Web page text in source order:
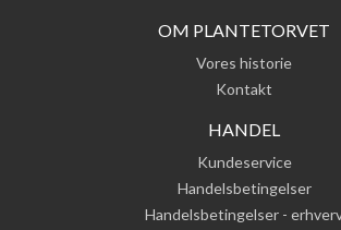
OM PLANTETORVET
Vores historie
Kontakt
HANDEL
Kundeservice
Handelsbetingelser
Handelsbetingelser -